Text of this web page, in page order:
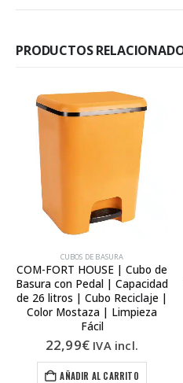
PRODUCTOS
CUBOS DE BASURA
COM-FORT HOUSE | Cubo de
Basura con Pedal | Capacidad
de 26 litros | Cubo Reciclaje |
Color Mostaza | Limpieza
Fácil
22,99€ IVA incl.
AÑADIR AL CARRITO